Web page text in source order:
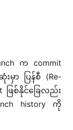
က commit
မှာ ပြန်စီ (Re-
ဖြစ်နိုင်ခြေလည်း
history ကို